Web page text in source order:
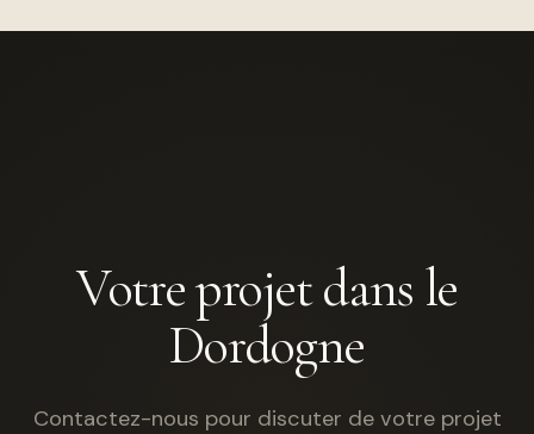
Votre projet dans le
Dordogne
Contactez-nous pour discuter de votre projet